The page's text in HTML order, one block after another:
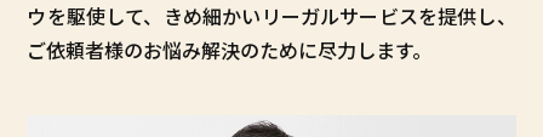
ウを駆使して、きめ細かいリーガルサービスを提供し、
ご依頼者様のお悩み解決のために尽力します。